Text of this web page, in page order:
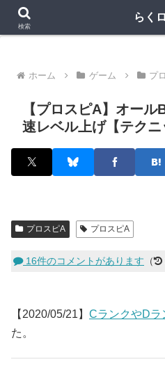
クラロワ クラロワ
ホーム ゲーム プ
【プロスピA】オー
速レベル上げ【テクニ
プロスピA プロスピA
16件のコメントがあります （
【2020/05/21】 CランクやDラ
た。
検索
らく